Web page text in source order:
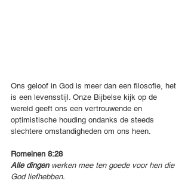
Ons geloof in God is meer dan een filosofie, het
is een levensstijl. Onze Bijbelse kijk op de
wereld geeft ons een vertrouwende en
optimistische houding ondanks de steeds
slechtere omstandigheden om ons heen.
Romeinen 8:28
Alle dingen werken mee ten goede voor hen die
God liefhebben.